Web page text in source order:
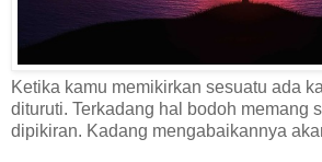
Ketika kamu memikirkan sesuatu ada
dituruti. Terkadang hal bodoh memang
dipikiran. Kadang mengabaikannya